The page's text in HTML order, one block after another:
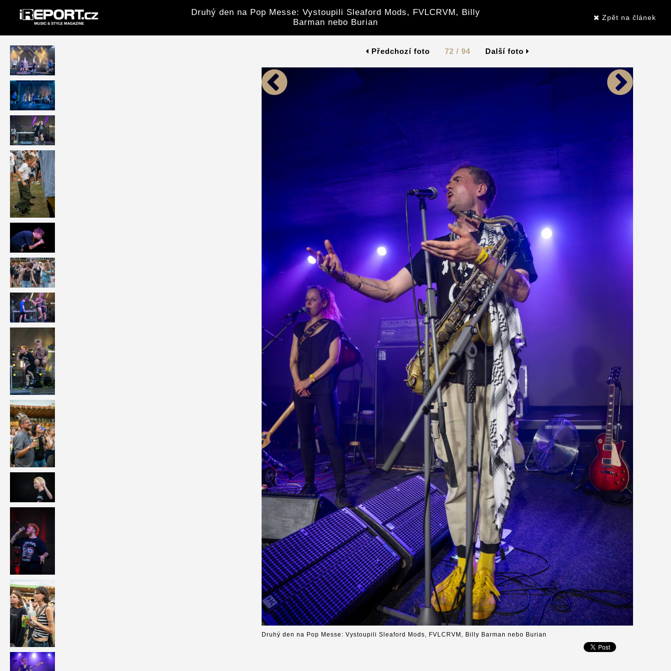
Druhý den na Pop Messe: Vystoupili Sleaford Mods, FVLCRVM, Billy
Barman nebo Burian
Zpět na článek
Předchozí foto 72 / 94 Další foto
Druhý den na Pop Messe: Vystoupili Sleaford Mods, FVLCRVM, Billy Barman nebo Burian